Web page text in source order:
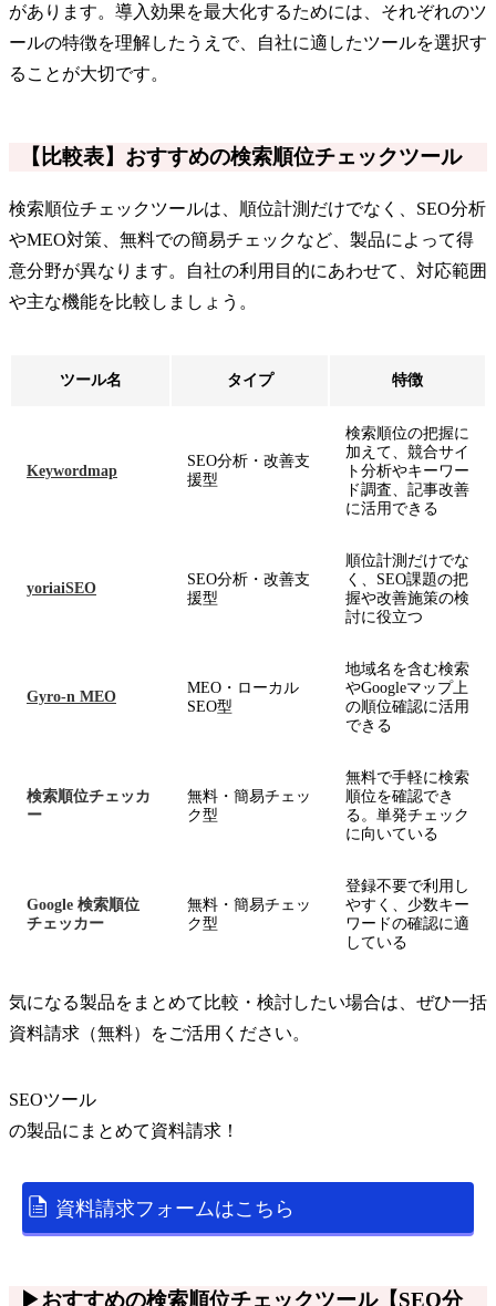
があります。導入効果を最大化するためには、それぞれのツ
ールの特徴を理解したうえで、自社に適したツールを選択す
ることが大切です。
【比較表】おすすめの検索順位チェックツール
検索順位チェックツールは、順位計測だけでなく、SEO分析
やMEO対策、無料での簡易チェックなど、製品によって得
意分野が異なります。自社の利用目的にあわせて、対応範囲
や主な機能を比較しましょう。
ツール名 タイプ 特徴
Keywordmap
SEO分析・改善支
援型
検索順位の把握に
加えて、競合サイ
ト分析やキーワー
ド調査、記事改善
に活用できる
yoriaiSEO
SEO分析・改善支
援型
順位計測だけでな
く、SEO課題の把
握や改善施策の検
討に役立つ
Gyro-n MEO
MEO・ローカル
SEO型
地域名を含む検索
やGoogleマップ上
の順位確認に活用
できる
検索順位チェッカ
ー
無料・簡易チェッ
ク型
無料で手軽に検索
順位を確認でき
る。単発チェック
に向いている
Google 検索順位
チェッカー
無料・簡易チェッ
ク型
登録不要で利用し
やすく、少数キー
ワードの確認に適
している
気になる製品をまとめて比較・検討したい場合は、ぜひ一括
資料請求（無料）をご活用ください。
SEOツール
の製品にまとめて資料請求！
資料請求フォームはこちら
▶おすすめの検索順位チェックツール【SEO分